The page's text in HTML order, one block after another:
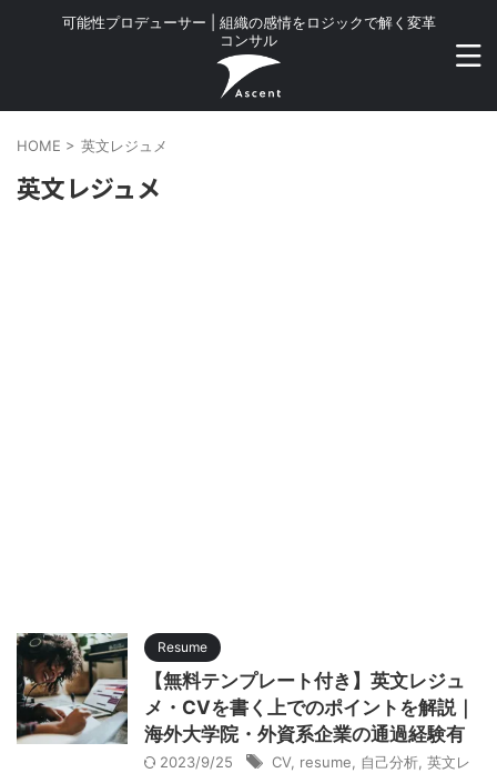
可能性プロデューサー | 組織の感情をロジックで解く変革
コンサル
HOME > 英文レジュメ
英文レジュメ
Resume
【無料テンプレート付き】英文レジュ
メ・CVを書く上でのポイントを解説｜
海外大学院・外資系企業の通過経験有
2023/9/25 CV, resume 自己分析 英文レ